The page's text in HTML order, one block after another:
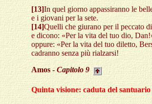
[13]In quel giorno appassiranno le
e i giovani per la sete.
[14]Quelli che giurano per il peccato
e dicono: «Per la vita del tuo dio,
oppure: «Per la vita del tuo diletto,
cadranno senza più rialzarsi!
Amos - Capitolo9
Quinta visione: caduta del santuario